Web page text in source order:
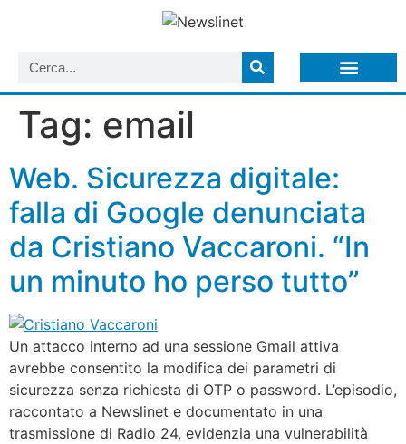
Tag: email
Web. Sicurezza digitale:
falla di Google denunciata
da Cristiano Vaccaroni. “In
un minuto ho perso tutto”
Un attacco interno ad una sessione Gmail attiva
avrebbe consentito la modifica dei parametri di
sicurezza senza richiesta di OTP o password. L’episodio,
raccontato a Newslinet e documentato in una
trasmissione di Radio 24, evidenzia una vulnerabilità